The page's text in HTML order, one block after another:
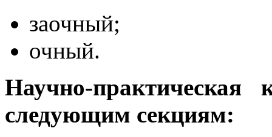
заочный;
очный.
Научно-практическая
следующим секциям: